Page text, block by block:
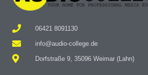
06421 8091130
info@audio-college.de
Dorfstraße 9, 35096 Weimar (Lahn)